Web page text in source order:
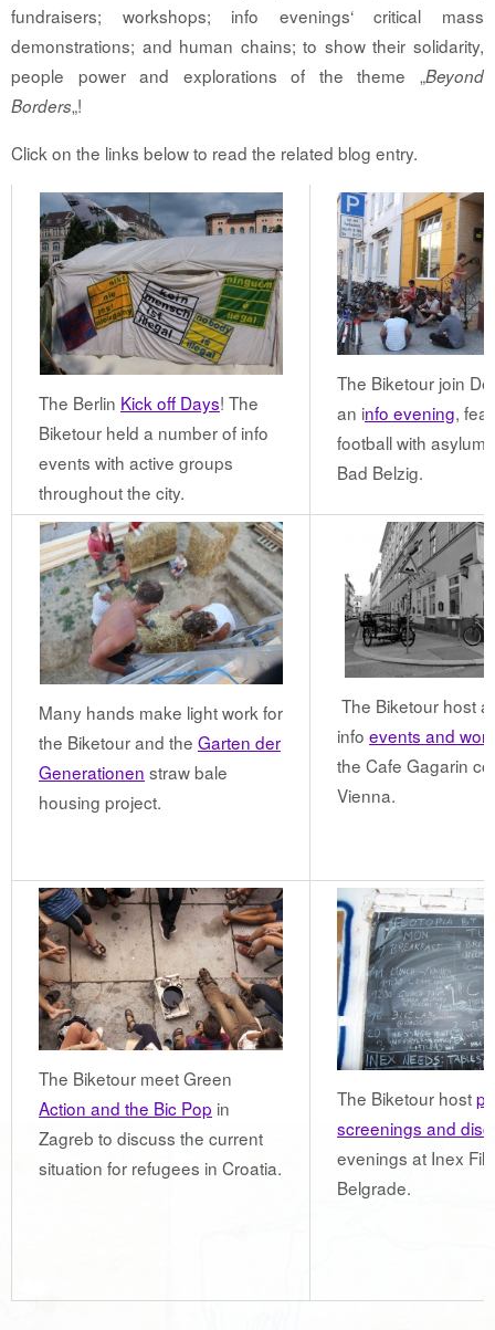
fundraisers; workshops; info evenings‘ critical mass
demonstrations; and human chains; to show their solidarity,
people power and explorations of the theme „Beyond
Borders„!
Click on the links below to read the related blog entry.
The Berlin Kick off Days! The
Biketour held a number of info
events with active groups
throughout the city.
The Biketour join
an info evening,
football with asylum
Bad Belzig.
Many hands make light work for
the Biketour and the Garten der
Generationen straw bale
housing project.
The Biketour host
info events and
the Cafe Gagarin
Vienna.
The Biketour meet Green
Action and the Bic Pop in
Zagreb to discuss the current
situation for refugees in Croatia.
The Biketour host
screenings and
evenings at Inex
Belgrade.